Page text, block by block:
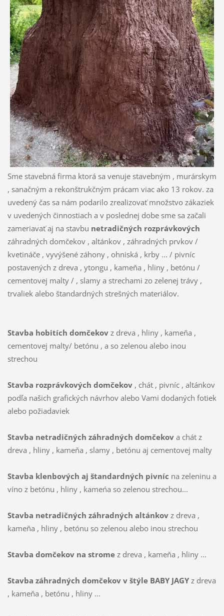
Sme stavebná firma ktorá sa venuje stavebným , murárskym
, sanačným a rekonštrukčným prácam viac ako 13 rokov. za
uvedený čas sa nám podarilo zrealizovať množstvo zákaziek
v uvedených činnostiach a v poslednej dobe sme sa začali
zameriavať aj na stavbu netradičných rozprávkových
záhradných domčekov , altánkov , záhradných prvkov /
kvetináče , vyvýšené záhony , ohniská , krby ... / pivníc
postavených z dreva , ytongu , kameňa , hliny , betónu /
cementovej malty / , slamy a strechami zo zelenej trávy ,
trvaliek alebo štandardných strešných materiálov.
Stavba hobitích domčekovz dreva , hliny , kameňa ,
cementovej malty/ betónu , a so zelenou alebo inou
strechou
Stavba rozprávkových domčekov, chát , pivníc , altánkov
podľa našich grafických návrhov alebo Vami dodaných fotiek
alebo požiadaviek
Stavba netradičných záhradných domčekova chát z
dreva , hliny , kameňa , slamy , betónu aj cementovej malty
Stavba klenbových aj štandardných pivníc na zeleninu a
víno z betónu , hliny , kameńa so zelenou strechou...
Stavba netradičných záhradných altánkovz dreva ,
kameňa , hliny , betónu so zelenou alebo inou strechou
Stavba domčekov na stromez dreva , kameňa , hliny ...
Stavba záhradných domčekov v štýle BABY JAGYz dreva
, kameňa , betónu , hliny ...